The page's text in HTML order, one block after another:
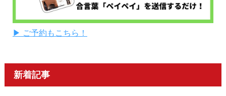
▶ ご予約もこちら！
新着記事